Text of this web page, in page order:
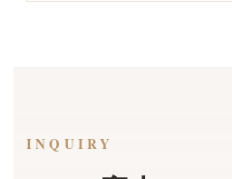
INQUIRY